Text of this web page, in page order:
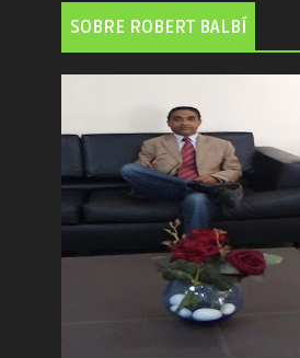
SOBRE ROBERT BALBÍ